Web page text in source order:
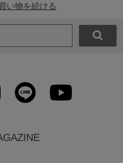
い物を続ける